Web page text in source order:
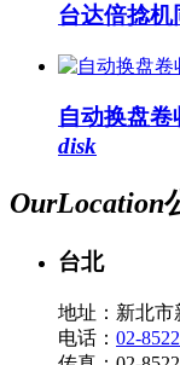
台达倍捻
自动换盘卷
disk
OurLocation
台北
地址：新北市
电话： 02-